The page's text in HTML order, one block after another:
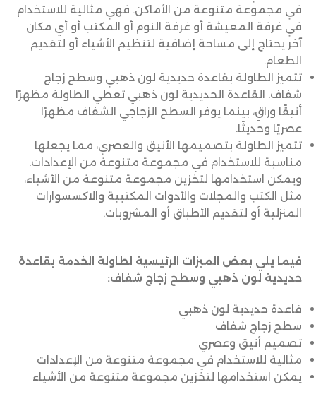
في مجموعة متنوعة من الأماكن. فهي مثالية للاستخدام
في غرفة المعيشة أو غرفة النوم أو المكتب أو أي مكان
آخر يحتاج إلى مساحة إضافية لتنظيم الأشياء أو لتقديم
الطعام.
تتميز الطاولة بقاعدة حديدية لون ذهبي وسطح زجاج
شفاف. القاعدة الحديدية لون ذهبي تعطي الطاولة مظهرًا
أنيقًا وراقٍ، بينما يوفر السطح الزجاجي الشفاف مظهرًا
عصريًا وحديثًا.
تتميز الطاولة بتصميمها الأنيق والعصري، مما يجعلها
مناسبة للاستخدام في مجموعة متنوعة من الإعدادات.
ويمكن استخدامها لتخزين مجموعة متنوعة من الأشياء،
مثل الكتب والمجلات والأدوات المكتبية والاكسسوارات
المنزلية أو لتقديم الأطباق أو المشروبات.
فيما يلي بعض الميزات الرئيسية لطاولة الخدمة بقاعدة
حديدية لون ذهبي وسطح زجاج شفاف:
قاعدة حديدية لون ذهبي
سطح زجاج شفاف
تصميم أنيق وعصري
مثالية للاستخدام في مجموعة متنوعة من الإعدادات
يمكن استخدامها لتخزين مجموعة متنوعة من الأشياء